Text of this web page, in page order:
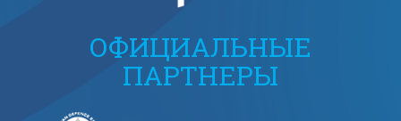
ОФИЦИАЛЬНЫЕ
ПАРТНЕРЫ